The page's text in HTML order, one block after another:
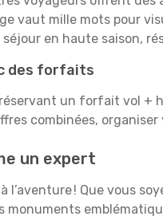
vaut mille mots pour
séjour en haute saison,
des forfaits
un forfait vol
combinées,
un expert
l’aventure ! Que vous
monuments